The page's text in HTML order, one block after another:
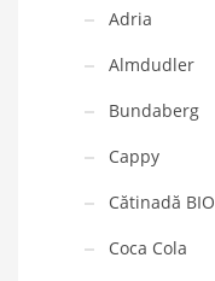
Adria
Almdudler
Bundaberg
Cappy
Cătinadă BIO
Coca Cola